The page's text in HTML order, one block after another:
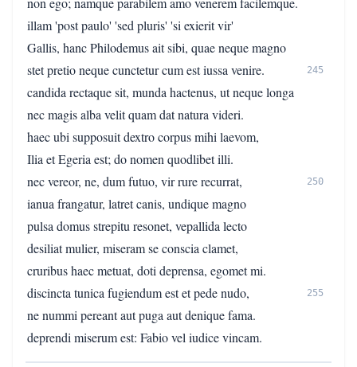
illam 'post paulo' 'sed pluris' 'si exierit vir'
Gallis, hanc Philodemus ait sibi, quae neque magno
stet pretio neque cunctetur cum est iussa venire.
245
candida rectaque sit, munda hactenus, ut neque longa
nec magis alba velit quam dat natura videri.
haec ubi supposuit dextro corpus mihi laevom,
Ilia et Egeria est; do nomen quodlibet illi.
nec vereor, ne, dum futuo, vir rure recurrat,
250
ianua frangatur, latret canis, undique magno
pulsa domus strepitu resonet, vepallida lecto
desiliat mulier, miseram se conscia clamet,
cruribus haec metuat, doti deprensa, egomet mi.
discincta tunica fugiendum est et pede nudo,
255
ne nummi pereant aut puga aut denique fama.
deprendi miserum est: Fabio vel iudice vincam.